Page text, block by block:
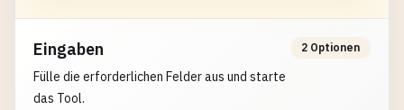
Eingaben
Fülle die erforderlichen Felder aus und starte
das Tool.
2 Optionen